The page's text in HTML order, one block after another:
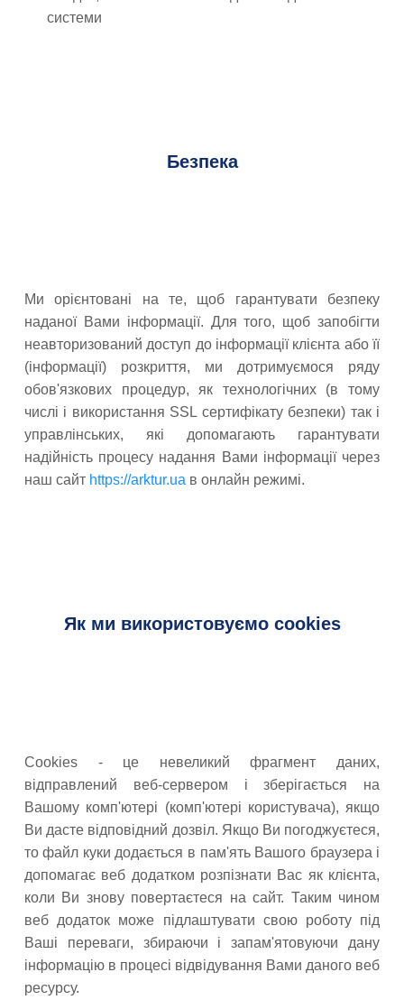
системи
Безпека
Ми орієнтовані на те, щоб гарантувати безпеку
наданої Вами інформації. Для того, щоб запобігти
неавторизований доступ до інформації клієнта або її
(інформації) розкриття, ми дотримуємося ряду
обов'язкових процедур, як технологічних (в тому
числі і використання SSL сертифікату безпеки) так і
управлінських, які допомагають гарантувати
надійність процесу надання Вами інформації через
наш сайт https://arktur.uaв онлайн режимі.
Як ми використовуємо cookies
Cookies - це невеликий фрагмент даних,
відправлений веб-сервером і зберігається на
Вашому комп'ютері (комп'ютері користувача), якщо
Ви дасте відповідний дозвіл. Якщо Ви погоджуєтеся,
то файл куки додається в пам'ять Вашого браузера і
допомагає веб додатком розпізнати Вас як клієнта,
коли Ви знову повертаєтеся на сайт. Таким чином
веб додаток може підлаштувати свою роботу під
Ваші переваги, збираючи і запам'ятовуючи дану
інформацію в процесі відвідування Вами даного веб
ресурсу.